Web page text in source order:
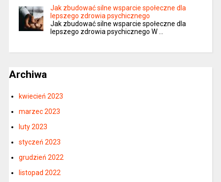
Jak zbudować silne wsparcie społeczne dla
lepszego zdrowia psychicznego
Jak zbudować silne wsparcie społeczne dla
lepszego zdrowia psychicznego W …
Archiwa
kwiecień 2023
marzec 2023
luty 2023
styczeń 2023
grudzień 2022
listopad 2022